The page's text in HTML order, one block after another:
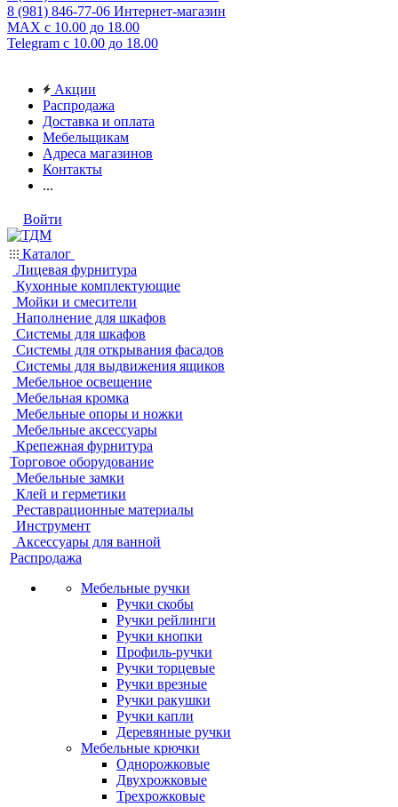
8 (981) 846-77-06 Интернет-магазин
MAX с 10.00 до 18.00
Telegram с 10.00 до 18.00
Акции
Распродажа
Доставка и оплата
Мебельщикам
Адреса магазинов
Контакты
...
Войти
Каталог
Лицевая фурнитура
Кухонные комплектующие
Мойки и смесители
Наполнение для шкафов
Системы для шкафов
Системы для открывания фасадов
Системы для выдвижения ящиков
Мебельное освещение
Мебельная кромка
Мебельные опоры и ножки
Мебельные аксессуары
Крепежная фурнитура
Торговое оборудование
Мебельные замки
Клей и герметики
Реставрационные материалы
Инструмент
Аксессуары для ванной
Распродажа
Мебельные ручки
Ручки скобы
Ручки рейлинги
Ручки кнопки
Профиль-ручки
Ручки торцевые
Ручки врезные
Ручки ракушки
Ручки капли
Деревянные ручки
Мебельные крючки
Однорожковые
Двухрожковые
Трехрожковые